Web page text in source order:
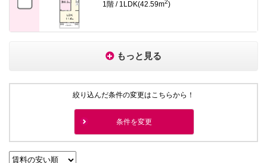
1階 / 1LDK(42.59m2)
もっと見る
絞り込んだ条件の変更はこちらから！
条件を変更